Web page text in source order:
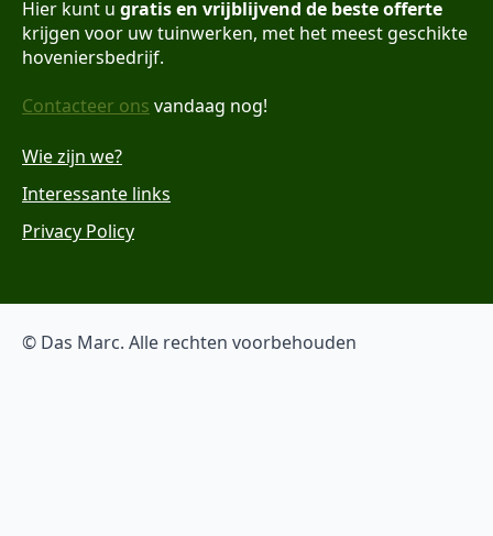
Hier kunt u gratis en vrijblijvend de beste offerte
krijgen voor uw tuinwerken, met het meest geschikte
hoveniersbedrijf.
Contacteer ons vandaag nog!
Wie zijn we?
Interessante links
Privacy Policy
© Das Marc. Alle rechten voorbehouden